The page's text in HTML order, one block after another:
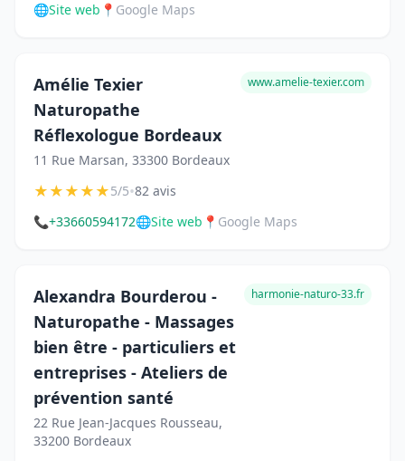
🌐Site web 📍 Google Maps
Amélie Texier
Naturopathe
Réflexologue Bordeaux
11 Rue Marsan, 33300 Bordeaux
www.amelie-texier.com
★★★★★5/5•82 avis
📞+33660594172🌐Site web 📍 Google Maps
Alexandra Bourderou -
Naturopathe - Massages
bien être - particuliers et
entreprises - Ateliers de
prévention santé
22 Rue Jean-Jacques Rousseau,
33200 Bordeaux
harmonie-naturo-33.fr